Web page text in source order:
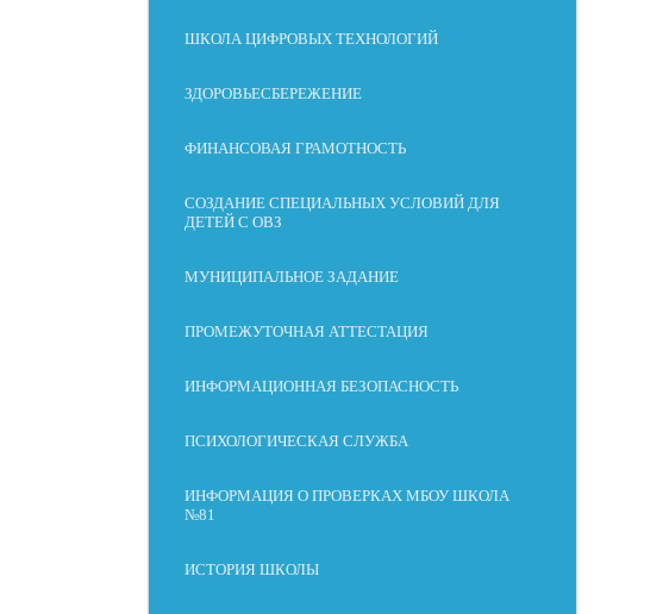
ШКОЛА ЦИФРОВЫХ ТЕХНОЛОГИЙ
ЗДОРОВЬЕСБЕРЕЖЕНИЕ
ФИНАНСОВАЯ ГРАМОТНОСТЬ
СОЗДАНИЕ СПЕЦИАЛЬНЫХ УСЛОВИЙ ДЛЯ
ДЕТЕЙ С ОВЗ
МУНИЦИПАЛЬНОЕ ЗАДАНИЕ
ПРОМЕЖУТОЧНАЯ АТТЕСТАЦИЯ
ИНФОРМАЦИОННАЯ БЕЗОПАСНОСТЬ
ПСИХОЛОГИЧЕСКАЯ СЛУЖБА
ИНФОРМАЦИЯ О ПРОВЕРКАХ МБОУ ШКОЛА
№81
ИСТОРИЯ ШКОЛЫ